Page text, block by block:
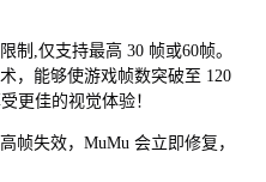
,仅支持最高 30 帧或60帧。
，能够使游戏帧数突破至 120
更佳的视觉体验！
失效，MuMu 会立即修复，